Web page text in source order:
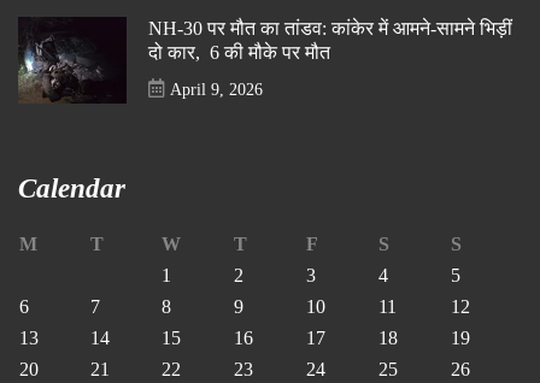
NH-30 पर मौत का तांडव: कांकेर में आमने-सामने भिड़ीं
दो कार, 6 की मौके पर मौत
April 9, 2026
Calendar
M T W T F S
S
1
2 3 4
5
6
7 8 9 10 11
12
13
14 15 16 17 18
19
20
21 22 23 24 25
26